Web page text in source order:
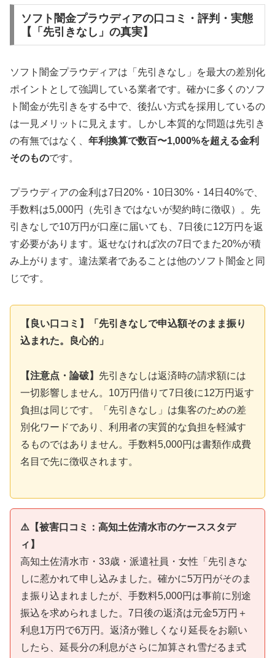
ソフト闇金プラウディアの口コミ・評判・実態
【「先引きなし」の真実】
ソフト闇金プラウディアは「先引きなし」を最大の差別化
ポイントとして強調している業者です。確かに多くのソフ
ト闇金が先引きをする中で、後払い方式を採用しているの
は一見メリットに見えます。しかし本質的な問題は先引き
の有無ではなく、 年利換算で数百〜1,000%を超える金利
そのものです。
プラウディアの金利は7日20%・10日30%・14日40%で、
手数料は5,000円（先引きではないが契約時に徴収）。先
引きなしで10万円が口座に届いても、7日後に12万円を返
す必要があります。返せなければ次の7日でまた20%が積
み上がります。違法業者であることは他のソフト闇金と同
じです。
【良い口コミ】「先引きなしで申込額そのまま振り
込まれた。良心的」
【注意点・論破】 先引きなしは返済時の請求額には
一切影響しません。10万円借りて7日後に12万円返す
負担は同じです。「先引きなし」は集客のための差
別化ワードであり、利用者の実質的な負担を軽減す
るものではありません。手数料5,000円は書類作成費
名目で先に徴収されます。
⚠️【被害口コミ：高知土佐清水市のケーススタデ
ィ】
高知土佐清水市・33歳・派遣社員・女性「先引きな
しに惹かれて申し込みました。確かに5万円がそのま
ま振り込まれましたが、手数料5,000円は事前に別途
振込を求められました。7日後の返済は元金5万円＋
利息1万円で6万円。返済が難しくなり延長をお願い
したら、延長分の利息がさらに加算され雪だるま式